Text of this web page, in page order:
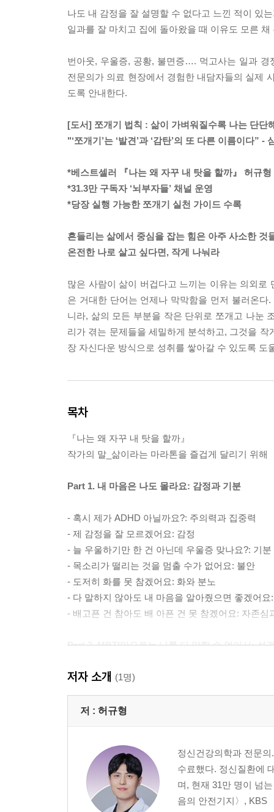
나도 내 감정을 잘 설명할 수 없다고 느낀 적이 있
일과를 잘 마치고 집에 돌아왔을 때 이유도 모른
번아웃, 우울증, 공황, 불면증…. 먹고사는 일과 경
전문의가 의료 현장에서 경험한 내담자들의 실제
도록 안내한다.
[도서] 쪼개기 법칙 : 삶이 가벼워질수록 나는 단단
"‘쪼개기’는 ‘발견’과 ‘감탄’의 또 다른 이름이다”
*베스트셀러 『나는 왜 자꾸 내 탓을 할까』 허규
*31.3만 구독자 ‘뇌부자들’ 채널 운영
*당장 실행 가능한 쪼개기 실천 가이드 수록
흔들리는 삶에서 중심을 잡는 힘은 아주 사소한 것
온전한 나로 살고 싶다면, 작게 나눠라
많은 사람이 삶이 버겁다고 느끼는 이유는 의외로
은 거대한 단어는 언제나 막막함을 먼저 불러온
니라, 삶의 모든 부분을 작은 단위로 쪼개고 나눈
리가 겪는 문제들을 세밀하게 분석하고, 그것을
장 자신다운 방식으로 성취를 쌓아갈 수 있도록 도
목차
『나는 왜 자꾸 내 탓을 할까』
작가의 말_삶이라는 마라톤을 즐겁게 달리기 위해
Part 1. 내 마음은 나도 몰라요: 감정과 기분
- 혹시 제가 ADHD 아닐까요?: 주의력과 집중력
- 제 감정을 잘 모르겠어요: 감정
- 늘 우울하기만 한 건 아닌데 우울증 맞나요?: 기분
- 목소리가 떨리는 것을 멈출 수가 없어요: 불안
- 도저히 화를 못 참겠어요: 화와 분노
- 다 말하지 않아도 내 마음을 알아줬으면 좋겠어요
- 배고픈 건 참아도 배 아픈 건 못 참겠어요: 자존심
Part 2. MBTI만으로는 나를 다 말할 수 없어서: 성
- 이런 제가 정상인가요?: 정상과 비정상
- 이게 진짜 제 성격인가요? MBTI
- 외향형 성격인데 소심할 수도 있나요?: MBTI
- 내가 아니라 내 손이 물건을 던졌어요: MMPI와
- 말실수하느니 가만히 있는 게 나았을까요?: 기질
Part 3. 사회생활은 두 번째 자아가 해요: 페르소나
저자 소개 (1명)
저 : 허규형
정신건강의학과 전문
수료했다. 정신질환에
며, 현재 31만 명이 넘
음의 안전기지〉, KBS